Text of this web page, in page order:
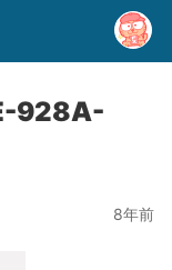
928A-
8年前